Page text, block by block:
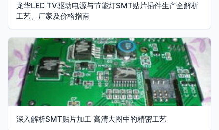
龙华LED TV驱动电源与节能灯SMT贴片插件生产全解析
工艺、厂家及价格指南
深入解析SMT贴片加工 高清大图中的精密工艺